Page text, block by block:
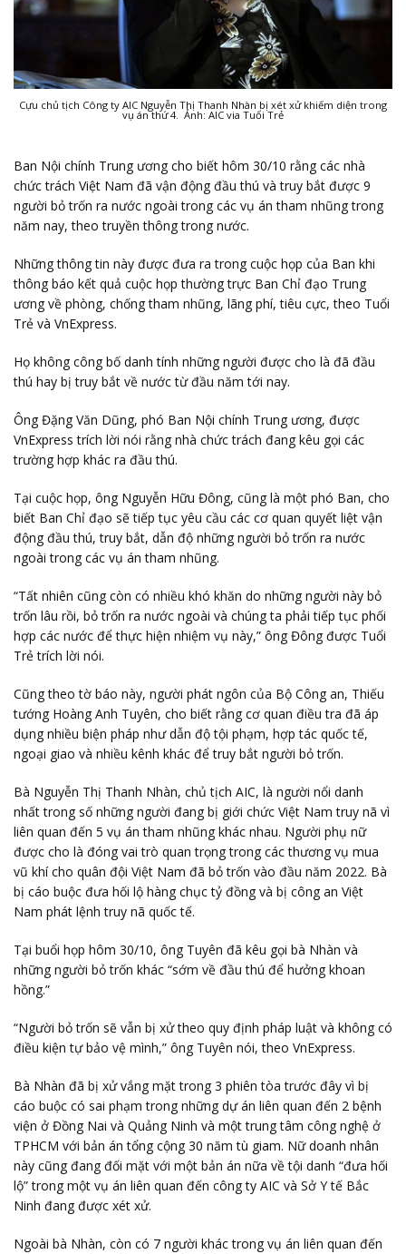
Cựu chủ tịch Công ty AIC Nguyễn Thị Thanh Nhàn bị xét xử khiếm diện trong
vụ án thứ 4. Ảnh: AIC via Tuổi Trẻ
Ban Nội chính Trung ương cho biết hôm 30/10 rằng các nhà
chức trách Việt Nam đã vận động đầu thú và truy bắt được 9
người bỏ trốn ra nước ngoài trong các vụ án tham nhũng trong
năm nay, theo truyền thông trong nước.
Những thông tin này được đưa ra trong cuộc họp của Ban khi
thông báo kết quả cuộc họp thường trực Ban Chỉ đạo Trung
ương về phòng, chống tham nhũng, lãng phí, tiêu cực, theo Tuổi
Trẻ và VnExpress.
Họ không công bố danh tính những người được cho là đã đầu
thú hay bị truy bắt về nước từ đầu năm tới nay.
Ông Đặng Văn Dũng, phó Ban Nội chính Trung ương, được
VnExpress trích lời nói rằng nhà chức trách đang kêu gọi các
trường hợp khác ra đầu thú.
Tại cuộc họp, ông Nguyễn Hữu Đông, cũng là một phó Ban, cho
biết Ban Chỉ đạo sẽ tiếp tục yêu cầu các cơ quan quyết liệt vận
động đầu thú, truy bắt, dẫn độ những người bỏ trốn ra nước
ngoài trong các vụ án tham nhũng.
“Tất nhiên cũng còn có nhiều khó khăn do những người này bỏ
trốn lâu rồi, bỏ trốn ra nước ngoài và chúng ta phải tiếp tục phối
hợp các nước để thực hiện nhiệm vụ này,” ông Đông được Tuổi
Trẻ trích lời nói.
Cũng theo tờ báo này, người phát ngôn của Bộ Công an, Thiếu
tướng Hoàng Anh Tuyên, cho biết rằng cơ quan điều tra đã áp
dụng nhiều biện pháp như dẫn độ tội phạm, hợp tác quốc tế,
ngoại giao và nhiều kênh khác để truy bắt người bỏ trốn.
Bà Nguyễn Thị Thanh Nhàn, chủ tịch AIC, là người nổi danh
nhất trong số những người đang bị giới chức Việt Nam truy nã vì
liên quan đến 5 vụ án tham nhũng khác nhau. Người phụ nữ
được cho là đóng vai trò quan trọng trong các thương vụ mua
vũ khí cho quân đội Việt Nam đã bỏ trốn vào đầu năm 2022. Bà
bị cáo buộc đưa hối lộ hàng chục tỷ đồng và bị công an Việt
Nam phát lệnh truy nã quốc tế.
Tại buổi họp hôm 30/10, ông Tuyên đã kêu gọi bà Nhàn và
những người bỏ trốn khác “sớm về đầu thú để hưởng khoan
hồng.”
“Người bỏ trốn sẽ vẫn bị xử theo quy định pháp luật và không có
điều kiện tự bảo vệ mình,” ông Tuyên nói, theo VnExpress.
Bà Nhàn đã bị xử vắng mặt trong 3 phiên tòa trước đây vì bị
cáo buộc có sai phạm trong những dự án liên quan đến 2 bệnh
viện ở Đồng Nai và Quảng Ninh và một trung tâm công nghệ ở
TPHCM với bản án tổng cộng 30 năm tù giam. Nữ doanh nhân
này cũng đang đối mặt với một bản án nữa về tội danh “đưa hối
lộ” trong một vụ án liên quan đến công ty AIC và Sở Y tế Bắc
Ninh đang được xét xử.
Ngoài bà Nhàn, còn có 7 người khác trong vụ án liên quan đến